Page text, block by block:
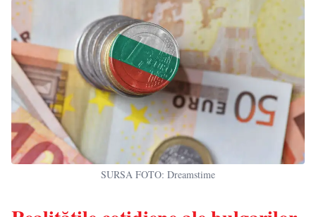
SURSA FOTO: Dreamstime